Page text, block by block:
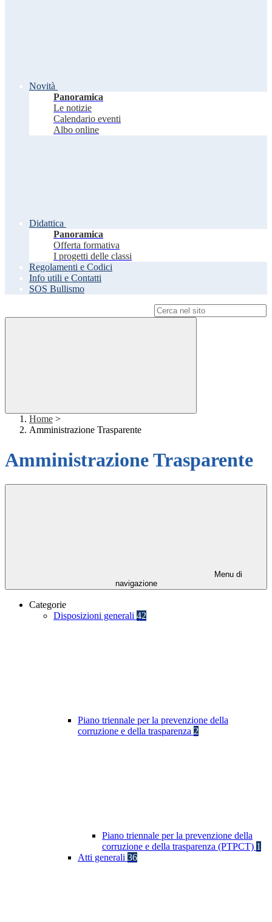
Novità
Panoramica
Le notizie
Calendario eventi
Albo online
Didattica
Panoramica
Offerta formativa
I progetti delle classi
Regolamenti e Codici
Info utili e Contatti
SOS Bullismo
Home >
Amministrazione Trasparente
Amministrazione Trasparente
Menu di
navigazione
Categorie
Disposizioni generali 42
Piano triennale per la prevenzione della
corruzione e della trasparenza 2
Piano triennale per la prevenzione della
corruzione e della trasparenza (PTPCT) 1
Atti generali 36